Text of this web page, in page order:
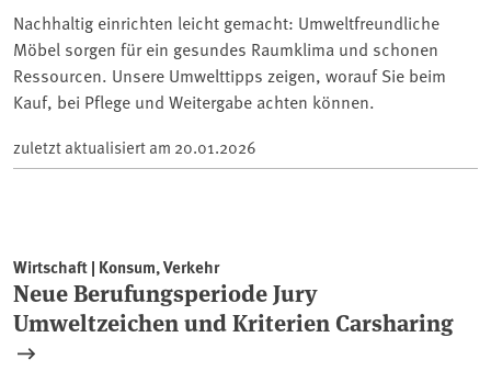
Nachhaltig einrichten leicht gemacht: Umweltfreundliche
Möbel sorgen für ein gesundes Raumklima und schonen
Ressourcen. Unsere Umwelttipps zeigen, worauf Sie beim
Kauf, bei Pflege und Weitergabe achten können.
zuletzt aktualisiert am 20.01.2026
Wirtschaft | Konsum, Verkehr
Neue Berufungsperiode Jury
Umweltzeichen und Kriterien Carsharing